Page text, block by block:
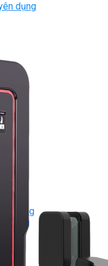
năng
dụng
dụng